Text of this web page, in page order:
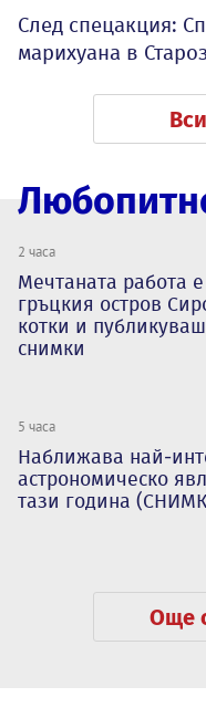
След спецакция:
марихуана в
2 часа
Мечтаната работа
гръцкия остров
котки и
снимки
5 часа
Наближава най-
астрономическо
тази година
Още